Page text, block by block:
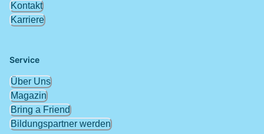
Kontakt
Karriere
Service
Über Uns
Magazin
Bring a Friend
Bildungspartner werden